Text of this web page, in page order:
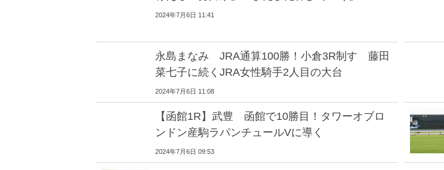
2024年7月6日 11:41
永島まなみ JRA通算100勝！小倉3R制す 藤田
菜七子に続くJRA女性騎手2人目の大台
2024年7月6日 11:08
【函館1R】武豊 函館で10勝目！タワーオブロ
ンドン産駒ラパンチュールVに導く
2024年7月6日 09:53